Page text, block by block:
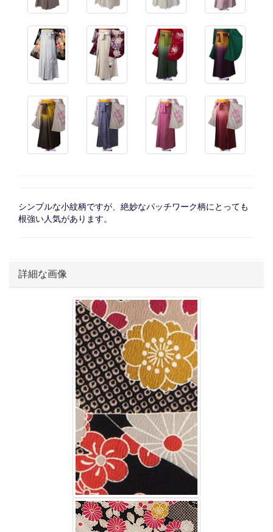
シンプルな小紋柄ですが、絶妙なパッチワーク柄にとっても
根強い人気があります。
詳細な画像